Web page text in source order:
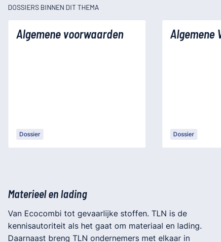
DOSSIERS BINNEN DIT THEMA
Algemene voorwaarden
Dossier
Algemene
Dossier
Materieel en lading
Van Ecocombi tot gevaarlijke stoffen. TLN is de
kennisautoriteit als het gaat om materiaal en lading.
Daarnaast breng TLN ondernemers met elkaar in